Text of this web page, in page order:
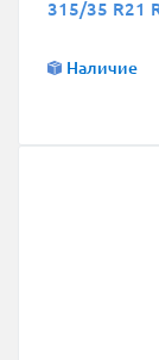
315/35 R21
Наличие